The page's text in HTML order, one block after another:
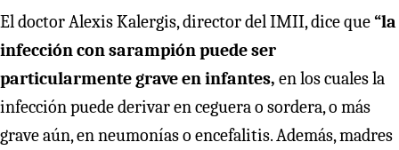
El doctor Alexis Kalergis, director del IMII, dice que“la
infección con sarampión puede ser
particularmente grave en infantes, en los cuales la
infección puede derivar en ceguera o sordera, o más
grave aún, en neumonías o encefalitis. Además, madres